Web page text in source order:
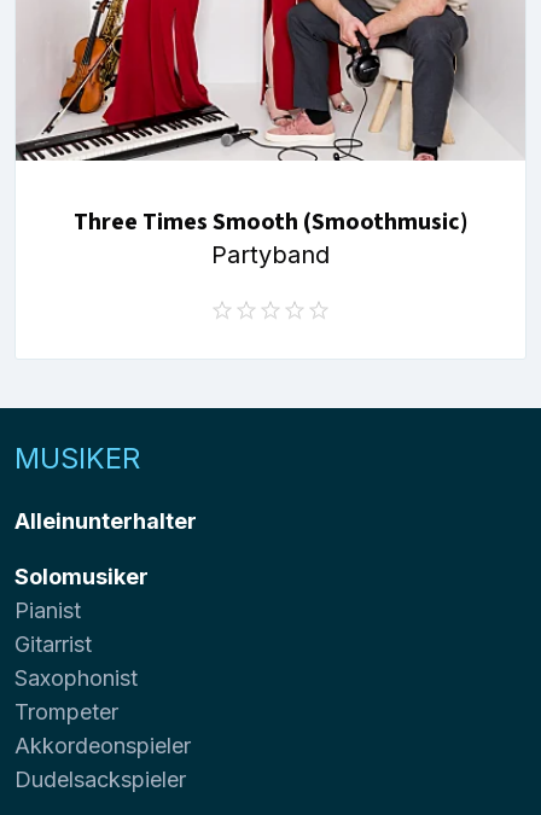
Three Times Smooth (Smoothmusic)
Partyband
MUSIKER
Alleinunterhalter
Solomusiker
Pianist
Gitarrist
Saxophonist
Trompeter
Akkordeonspieler
Dudelsackspieler